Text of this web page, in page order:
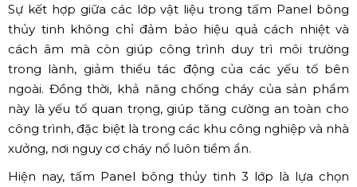
Sự kết hợp giữa các lớp vật liệu trong tấm Panel bông
thủy tinh không chỉ đảm bảo hiệu quả cách nhiệt và
cách âm mà còn giúp công trình duy trì môi trường
trong lành, giảm thiểu tác động của các yếu tố bên
ngoài. Đồng thời, khả năng chống cháy của sản phẩm
này là yếu tố quan trọng, giúp tăng cường an toàn cho
công trình, đặc biệt là trong các khu công nghiệp và nhà
xưởng, nơi nguy cơ cháy nổ luôn tiềm ẩn.
Hiện nay, tấm Panel bông thủy tinh 3 lớp là lựa chọn